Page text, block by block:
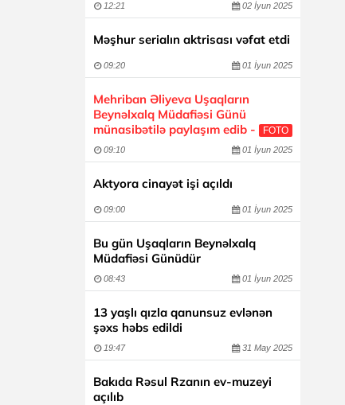
12:21 02 İyun 2025
Məşhur serialın aktrisası vəfat etdi
09:20 01 İyun 2025
Mehriban Əliyeva Uşaqların
Beynəlxalq Müdafiəsi Günü
münasibətilə paylaşım edib -
FOTO
09:10 01 İyun 2025
Aktyora cinayət işi açıldı
09:00 01 İyun 2025
Bu gün Uşaqların Beynəlxalq
Müdafiəsi Günüdür
08:43 01 İyun 2025
13 yaşlı qızla qanunsuz evlənən
şəxs həbs edildi
19:47 31 May 2025
Bakıda Rəsul Rzanın ev-muzeyi
açılıb